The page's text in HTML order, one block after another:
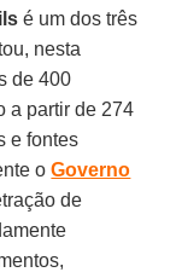
é um dos três
nesta
de 400
a partir de 274
e fontes
oGoverno
de